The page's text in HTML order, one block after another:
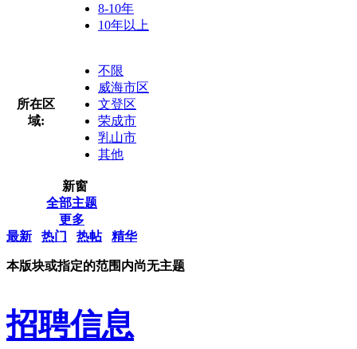
8-10年
10年以上
所在区
域:
不限
威海市区
文登区
荣成市
乳山市
其他
新窗
全部主题
更多
最新
热门 热帖 精华
本版块或指定的范围内尚无主题
招聘信息